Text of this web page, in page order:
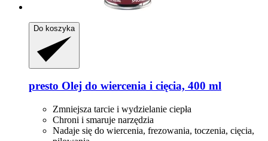
Do koszyka
presto Olej do wiercenia i cięcia, 400 ml
Zmniejsza tarcie i wydzielanie ciepła
Chroni i smaruje narzędzia
Nadaje się do wiercenia, frezowania, toczenia, cięcia,